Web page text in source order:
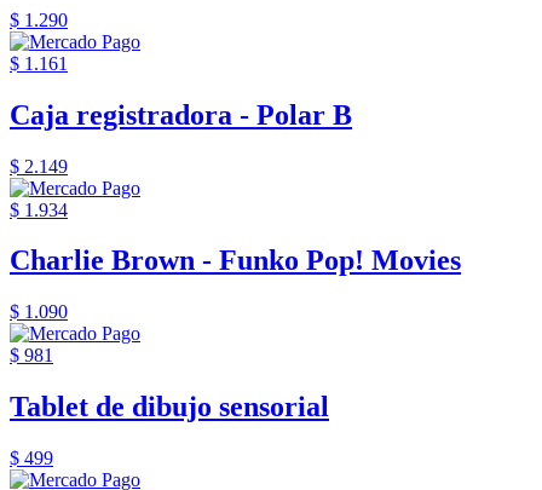
$ 1.290
$ 1.161
Caja registradora - Polar B
$ 2.149
$ 1.934
Charlie Brown - Funko Pop! Movies
$ 1.090
$ 981
Tablet de dibujo sensorial
$ 499